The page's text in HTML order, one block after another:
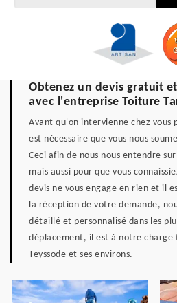
Obtenez un devis gratuit
avec l'entreprise Toiture
Avant qu'on intervienne chez vous
est nécessaire que vous nous
Ceci afin de nous nous entendre
mais aussi pour que vous
devis ne vous engage en rien et il
la réception de votre demande,
détaillé et personnalisé dans les
déplacement, il est à notre charge
Teyssode et ses environs.